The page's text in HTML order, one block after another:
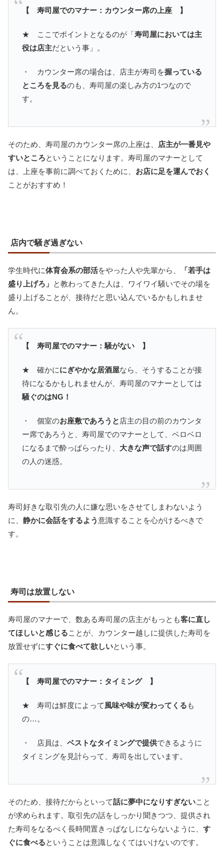
【 寿司屋でのマナー：カウンター席の上座 】
★ ここでポイントとなるのが「寿司屋においては主
役は店主だという事」。
・ カウンター席の場合は、店主が寿司を握っている
ところを見るのも、寿司屋の楽しみ方の1つなので
す。
そのため、寿司屋のカウンター席の上座は、
店主が一番見や
すいところということになります。寿司屋のマナーとして
は、上座を事前に調べておくために、 お店に足を運んでおく
ことがおすすめ！
店内で騒ぎ過ぎない
学生時代に体育会系の部活をやった人や先輩から、
「若手は
盛り上げろ」 と教わってきた人は、ワイワイ騒いでその場を
盛り上げることが、接待だと思い込んでいるかもしれませ
ん。
【 寿司屋でのマナー：騒がない 】
★ 確かににぎやかな居酒屋なら、そうすることが接
待になるかもしれませんが、寿司屋のマナーとしては
騒ぐのはNG！
・ 個室のお座敷であろうと 店主の目の前のカウンタ
ー席であろうと、寿司屋でのマナーとして、ベロベロ
になるまで酔っぱらったり、 大きな声で話すのは周囲
の人の迷惑。
寿司好きな取引先の人に嫌な思いをさせてしまわないよう
に、 静かに会話をするよう意識することを心がけるべきで
す。
寿司は放置しない
寿司屋のマナーで、数ある寿司屋の店主がもっとも客に直し
てほしいと感じることが、カウンター越しに提供した寿司を
放置せずにすぐに食べて欲しいという事。
【 寿司屋でのマナー：タイミング 】
★ 寿司は鮮度によって風味や味が変わってくる も
の…。
・ 店員は、 ベストなタイミングで提供できるように
タイミングを見計らって、寿司を出しています。
そのため、接待だからといって話に夢中になりすぎないこと
が求められます。取引先の話をしっかり聞きつつ、提供され
た寿司をなるべく長時間置きっぱなしにならないように、 す
ぐに食べるということは意識しなくてはいけないのです。